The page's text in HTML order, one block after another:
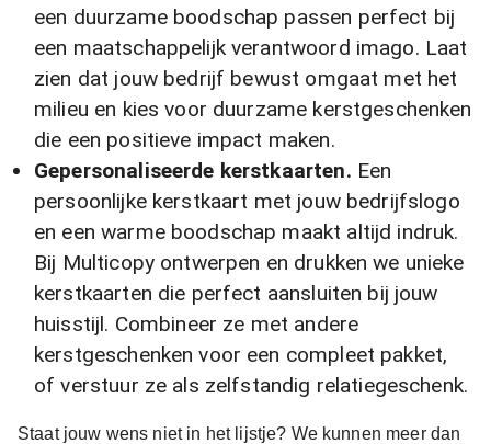
een duurzame boodschap passen perfect bij
een maatschappelijk verantwoord imago. Laat
zien dat jouw bedrijf bewust omgaat met het
milieu en kies voor duurzame kerstgeschenken
die een positieve impact maken.
Gepersonaliseerde kerstkaarten. Een
persoonlijke kerstkaart met jouw bedrijfslogo
en een warme boodschap maakt altijd indruk.
Bij Multicopy ontwerpen en drukken we unieke
kerstkaarten die perfect aansluiten bij jouw
huisstijl. Combineer ze met andere
kerstgeschenken voor een compleet pakket,
of verstuur ze als zelfstandig relatiegeschenk.
Staat jouw wens niet in het lijstje? We kunnen meer dan